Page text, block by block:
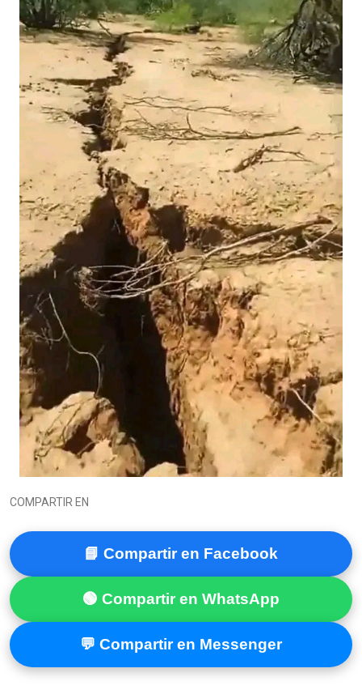
COMPARTIR EN
📘 Compartir en Facebook
🟢 Compartir en WhatsApp
💬 Compartir en Messenger